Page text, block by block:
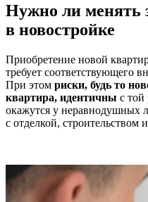
Нужно ли менять
в новостройке
Приобретение новой
требует соответствующего
При этом риски, будь то
квартира, идентичны с той
окажутся у неравнодушных
с отделкой, строительством